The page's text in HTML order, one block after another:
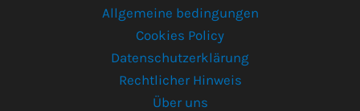
Allgemeine bedingungen
Cookies Policy
Datenschutzerklärung
Rechtlicher Hinweis
Über uns